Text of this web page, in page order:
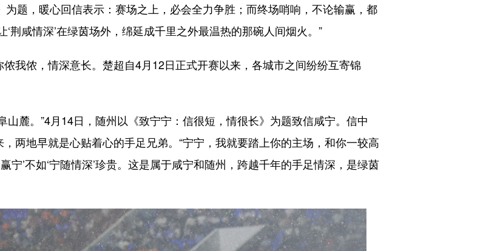
题，暖心回信表示：赛场之上，必会全力争胜；而终场哨响，不论输赢，都
荆咸情深’在绿茵场外，绵延成千里之外最温热的那碗人间烟火。”
侬，情深意长。楚超自4月12日正式开赛以来，各城市之间纷纷互寄锦
麓。”4月14日，随州以《致宁宁：信很短，情很长》为题致信咸宁。信中
两地早就是心贴着心的手足兄弟。“宁宁，我就要踏上你的主场，和你一较高
宁’不如‘宁随情深’珍贵。这是属于咸宁和随州，跨越千年的手足情深，是绿茵